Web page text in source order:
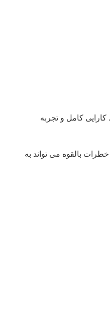
کامل و تجربه
بالقوه می تواند به